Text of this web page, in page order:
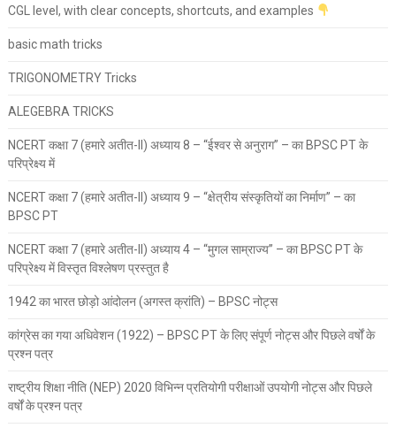
CGL level, with clear concepts, shortcuts, and examples
basic math tricks
TRIGONOMETRY Tricks
ALEGEBRA TRICKS
NCERT कक्षा 7 (हमारे अतीत-II) अध्याय 8 – “ईश्वर से अनुराग” – का BPSC PT के
परिप्रेक्ष्य में
NCERT कक्षा 7 (हमारे अतीत-II) अध्याय 9 – “क्षेत्रीय संस्कृतियों का निर्माण” – का
BPSC PT
NCERT कक्षा 7 (हमारे अतीत-II) अध्याय 4 – “मुगल साम्राज्य” – का BPSC PT के
परिप्रेक्ष्य में विस्तृत विश्लेषण प्रस्तुत है
1942 का भारत छोड़ो आंदोलन (अगस्त क्रांति) – BPSC नोट्स
कांग्रेस का गया अधिवेशन (1922) – BPSC PT के लिए संपूर्ण नोट्स और पिछले वर्षों के
प्रश्न पत्र
राष्ट्रीय शिक्षा नीति (NEP) 2020 विभिन्न प्रतियोगी परीक्षाओं उपयोगी नोट्स और पिछले
वर्षों के प्रश्न पत्र